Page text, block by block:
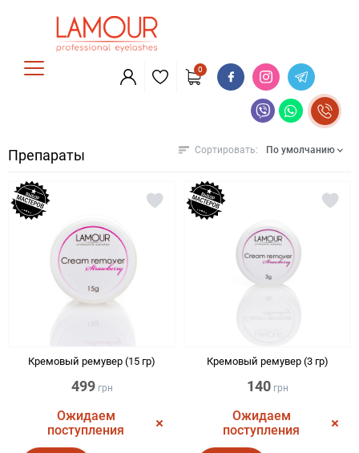
0
Препараты Сортировать: По умолчанию
Название (А - Я)
Название (Я - А)
Цена (низкая > высокая)
Цена (высокая > низкая)
Рейтинг (начиная с высокого)
Кремовый ремувер (15 гр)
499грн
Ожидаем
поступления
Кремовый ремувер (3 гр)
140грн
Ожидаем
поступления